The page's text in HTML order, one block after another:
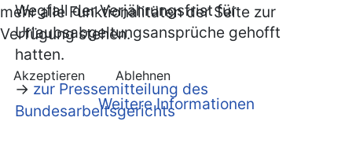
Wegfall der Verjährungsfrist für
Urlaubsabgeltungsansprüche gehofft
hatten.
-> zur Pressemitteilung des
Bundesarbeitsgerichts
mehr alle Funktionalitäten der Seite zur
Verfügung stehen.
Akzeptieren Ablehnen
Weitere Informationen